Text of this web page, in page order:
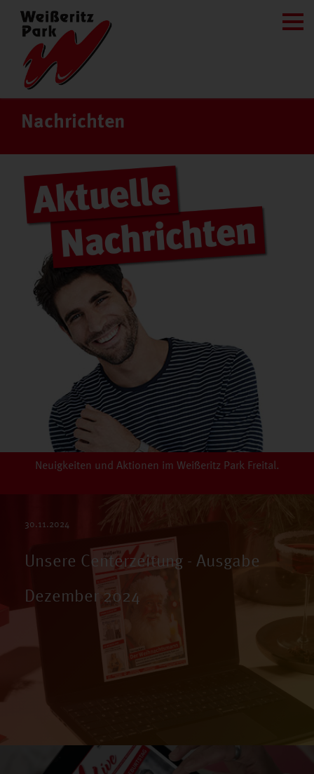
Nachrichten
Neuigkeiten und Aktionen im Weißeritz Park Freital.
30.11.2024
Unsere Centerzeitung - Ausgabe
Dezember 2024